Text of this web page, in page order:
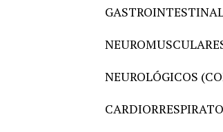
NEUROLÓGICOS